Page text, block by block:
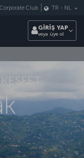
Corporate Club TR - NL
GİRİŞ YAP
veya üye ol